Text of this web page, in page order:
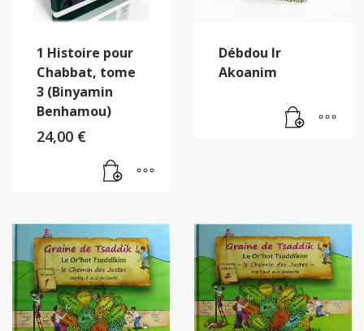
1 Histoire pour
Chabbat, tome
3 (Binyamin
Benhamou)
24,00 €
Débdou Ir
Akoanim